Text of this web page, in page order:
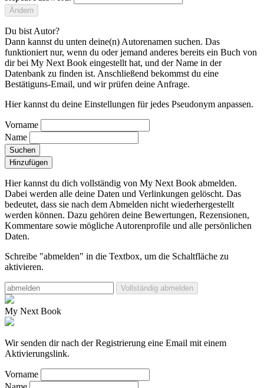
Ändern
Du bist Autor?
Dann kannst du unten deine(n) Autorenamen suchen. Das
funktioniert nur, wenn du oder jemand anderes bereits ein Buch von
dir bei My Next Book eingestellt hat, und der Name in der
Datenbank zu finden ist. Anschließend bekommst du eine
Bestätiguns-Email, und wir prüfen deine Anfrage.
Hier kannst du deine Einstellungen für jedes Pseudonym anpassen.
Vorname
Name
Suchen
Hinzufügen
Hier kannst du dich vollständig von My Next Book abmelden.
Dabei werden alle deine Daten und Verlinkungen gelöscht. Das
bedeutet, dass sie nach dem Abmelden nicht wiederhergestellt
werden können. Dazu gehören deine Bewertungen, Rezensionen,
Kommentare sowie mögliche Autorenprofile und alle persönlichen
Daten.
Schreibe "abmelden" in die Textbox, um die Schaltfläche zu
aktivieren.
Vollständig abmelden
My Next Book
Wir senden dir nach der Registrierung eine Email mit einem
Aktivierungslink.
Vorname